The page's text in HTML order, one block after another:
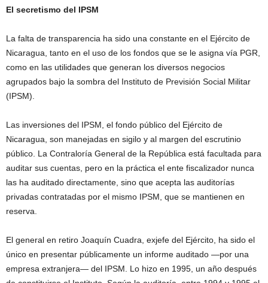
El secretismo del IPSM
La falta de transparencia ha sido una constante en el Ejército de
Nicaragua, tanto en el uso de los fondos que se le asigna vía PGR,
como en las utilidades que generan los diversos negocios
agrupados bajo la sombra del Instituto de Previsión Social Militar
(IPSM).
Las inversiones del IPSM, el fondo público del Ejército de
Nicaragua, son manejadas en sigilo y al margen del escrutinio
público. La Contraloría General de la República está facultada para
auditar sus cuentas, pero en la práctica el ente fiscalizador nunca
las ha auditado directamente, sino que acepta las auditorías
privadas contratadas por el mismo IPSM, que se mantienen en
reserva.
El general en retiro Joaquín Cuadra, exjefe del Ejército, ha sido el
único en presentar públicamente un informe auditado —por una
empresa extranjera— del IPSM. Lo hizo en 1995, un año después